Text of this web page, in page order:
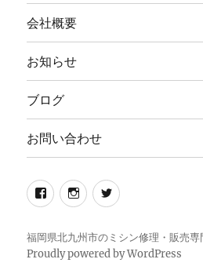
会社概要
お知らせ
ブログ
お問い合わせ
Facebook
イ
ス
タ
twitter
福岡県北九州市のミシン修理・販売専
Proudly powered by WordPress